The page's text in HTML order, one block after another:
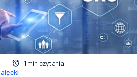
| 1 min czytania